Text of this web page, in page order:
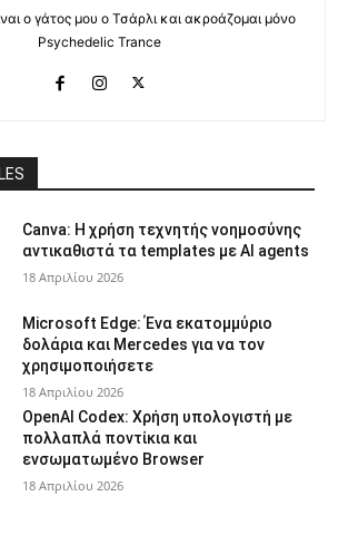
ο γάτος μου ο Τσάρλι και ακροάζομαι μόνο
Psychedelic Trance
Canva: Η χρήση τεχνητής νοημοσύνης
αντικαθιστά τα templates με AI agents
18 Απριλίου 2026
Microsoft Edge: Ένα εκατομμύριο
δολάρια και Mercedes για να τον
χρησιμοποιήσετε
18 Απριλίου 2026
OpenAI Codex: Χρήση υπολογιστή με
πολλαπλά ποντίκια και
ενσωματωμένο Browser
18 Απριλίου 2026